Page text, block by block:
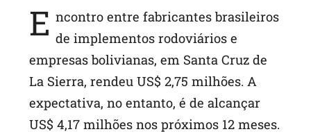
E ncontro entre fabricantes brasileiros
de implementos rodoviários e
empresas bolivianas, em Santa Cruz de
La Sierra, rendeu US$ 2,75 milhões. A
expectativa, no entanto, é de alcançar
US$ 4,17 milhões nos próximos 12 meses.